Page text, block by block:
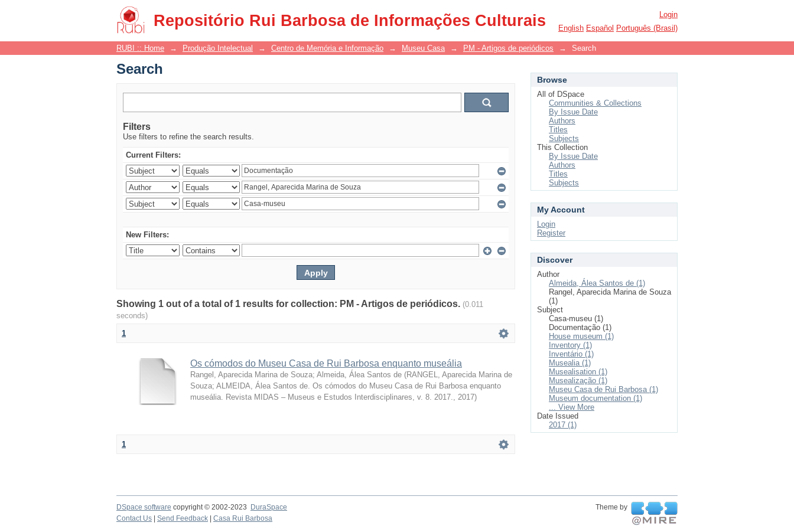
Repositório Rui Barbosa de Informações Culturais
Search
Login
English Español Português (Brasil)
RUBI :: Home → Produção Intelectual → Centro de Memória e Informação → Museu Casa → PM - Artigos de periódicos → Search
Search
Filters
Use filters to refine the search results.
Current Filters:
New Filters:
Showing 1 out of a total of 1 results for collection: PM - Artigos de periódicos. (0.011
seconds)
1
Os cómodos do Museu Casa de Rui Barbosa enquanto museália
Rangel, Aparecida Marina de Souza; Almeida, Álea Santos de (RANGEL, Aparecida Marina de
Souza; ALMEIDA, Álea Santos de. Os cómodos do Museu Casa de Rui Barbosa enquanto
museália. Revista MIDAS – Museus e Estudos Interdisciplinares, v. 8. 2017., 2017)
1
Browse
All of DSpace
Communities & Collections
By Issue Date
Authors
Titles
Subjects
This Collection
By Issue Date
Authors
Titles
Subjects
My Account
Login
Register
Discover
Author
Almeida, Álea Santos de (1)
Rangel, Aparecida Marina de Souza
(1)
Subject
Casa-museu (1)
Documentação (1)
House museum (1)
Inventory (1)
Inventário (1)
Musealia (1)
Musealisation (1)
Musealização (1)
Museu Casa de Rui Barbosa (1)
Museum documentation (1)
... View More
Date Issued
2017 (1)
DSpace software copyright © 2002-2023 DuraSpace
Theme by
Contact Us
Send Feedback Casa Rui Barbosa